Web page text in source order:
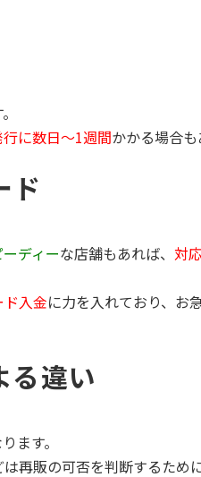
に数日〜1週間かかる場合も
ド
ディーな店舗もあれば、 対
入金に力を入れており、お
る違い
ます。
は再販の可否を判断するため